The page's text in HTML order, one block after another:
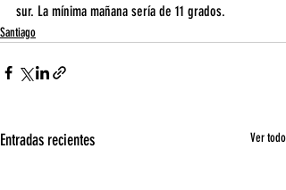
sur. La mínima mañana sería de 11 grados.
Santiago
Entradas recientes Ver todo